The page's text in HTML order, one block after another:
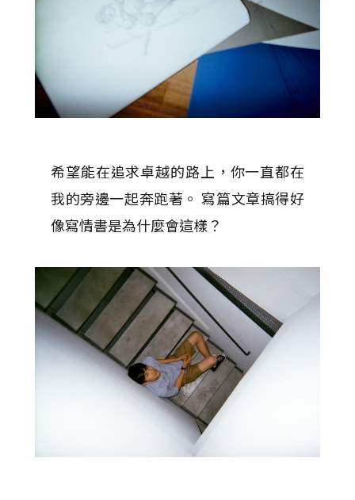
希望能在追求卓越的路上，你一直都在
我的旁邊一起奔跑著。 寫篇文章搞得好
像寫情書是為什麼會這樣？